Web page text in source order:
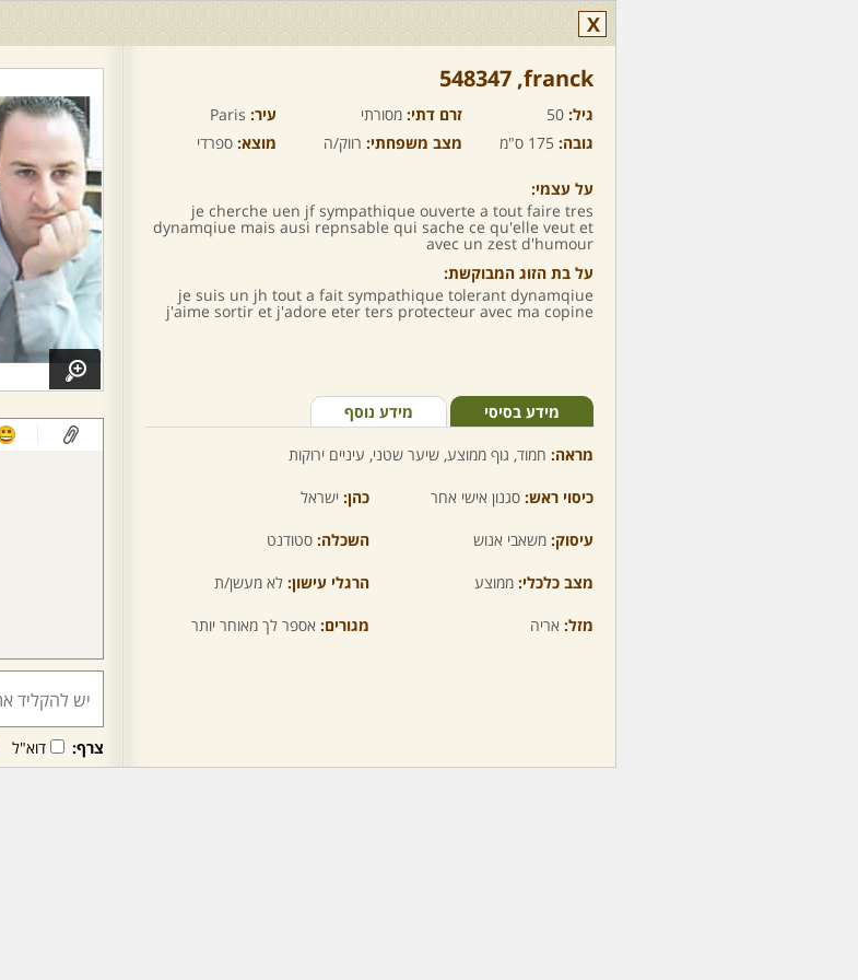
X
franck,‏ 548347
גיל: 50 זרם דתי: מסורתי עיר: Paris
גובה: 175 ס"מ מצב משפחתי: רווק/ה מוצא: ספרדי
על עצמי:
je cherche uen jf sympathique ouverte a tout faire tres
dynamqiue mais ausi repnsable qui sache ce qu'elle veut et
avec un zest d'humour
על בת הזוג המבוקשת:
je suis un jh tout a fait sympathique tolerant dynamqiue
j'aime sortir et j'adore eter ters protecteur avec ma copine
מידע בסיסי מידע נוסף
מראה: חמוד, גוף ממוצע, שיער שטני, עיניים ירוקות
כיסוי ראש: סגנון אישי אחר כהן: ישראל
עיסוק: משאבי אנוש השכלה: סטודנט
מצב כלכלי: ממוצע הרגלי עישון: לא מעשן/ת
מזל: אריה מגורים: אספר לך מאוחר יותר
צרף: דוא"ל